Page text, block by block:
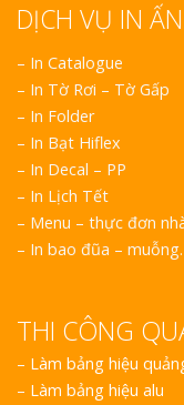
DỊCH VỤ IN ẤN
– In Catalogue
– In Tờ Rơi – Tờ Gấp
– In Folder
– In Bạt Hiflex
– In Decal – PP
– In Lịch Tết
– Menu – thực đơn
– In bao đũa – muỗng.
THI CÔNG
– Làm bảng hiệu
– Làm bảng hiệu alu